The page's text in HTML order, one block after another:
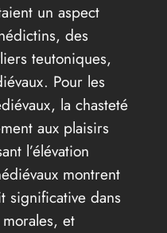
un aspect
des
teutoniques,
Pour les
la chasteté
aux plaisirs
l’élévation
montrent
significative dans
et